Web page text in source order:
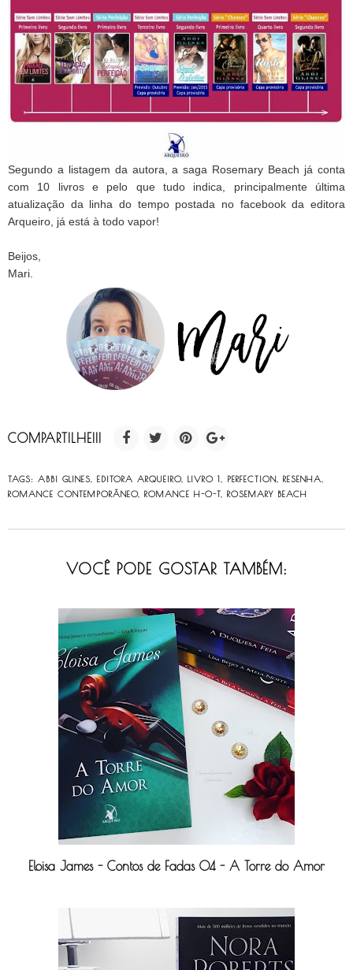
Segundo a listagem da autora, a saga Rosemary Beach já conta
com 10 livros e pelo que tudo indica, principalmente última
atualização da linha do tempo postada no facebook da editora
Arqueiro, já está à todo vapor!
Beijos,
Mari.
COMPARTILHE!!!
TAGS: ABBI GLINES EDITORA ARQUEIRO LIVRO 1 PERFECTION RESENHA
ROMANCE CONTEMPORÂNEO
ROMANCE H-O-T ROSEMARY BEACH
VOCÊ PODE GOSTAR TAMBÉM:
Eloisa James - Contos de Fadas 04 - A Torre do Amor